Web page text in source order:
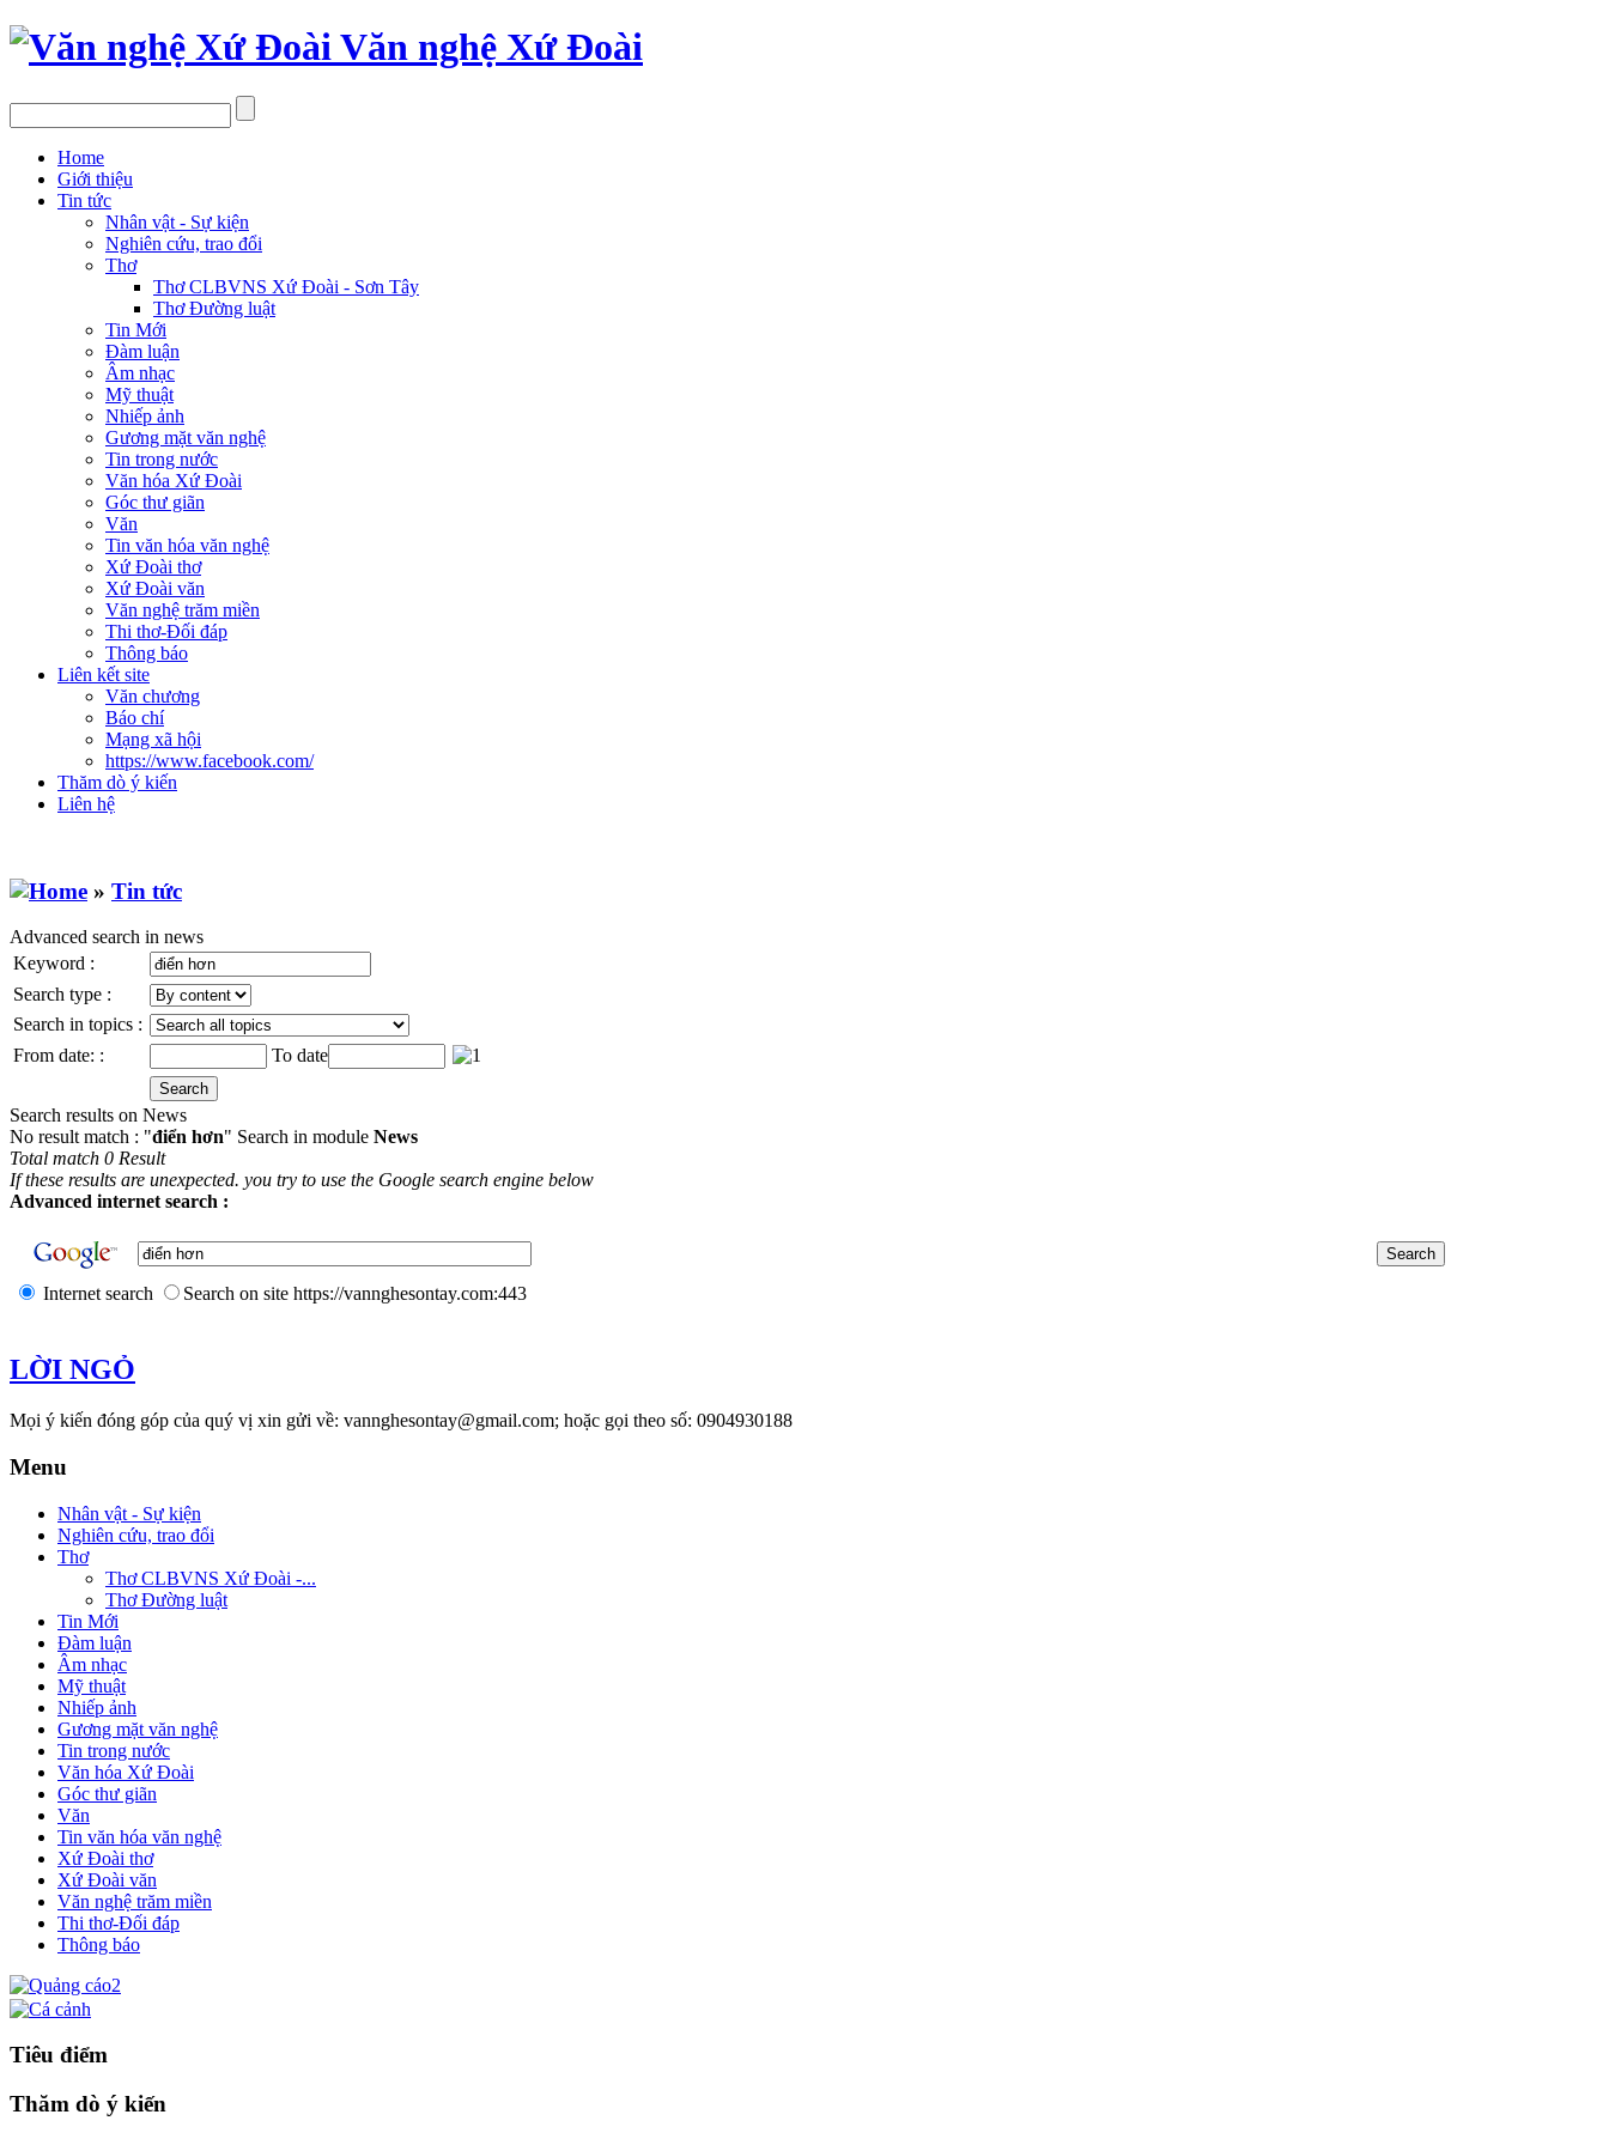
Văn nghệ Xứ Đoài
Home
Giới thiệu
Tin tức
Nhân vật - Sự kiện
Nghiên cứu, trao đổi
Thơ
Thơ CLBVNS Xứ Đoài - Sơn Tây
Thơ Đường luật
Tin Mới
Đàm luận
Âm nhạc
Mỹ thuật
Nhiếp ảnh
Gương mặt văn nghệ
Tin trong nước
Văn hóa Xứ Đoài
Góc thư giãn
Văn
Tin văn hóa văn nghệ
Xứ Đoài thơ
Xứ Đoài văn
Văn nghệ trăm miền
Thi thơ-Đối đáp
Thông báo
Liên kết site
Văn chương
Báo chí
Mạng xã hội
https://www.facebook.com/
Thăm dò ý kiến
Liên hệ
» Tin tức
Advanced search in news
Keyword :
Search type :
Search in topics :
From date: :
To date
Search results on News
No result match : "điển hơn" Search in module News
Total match 0 Result
If these results are unexpected. you try to use the Google search engine below
Advanced internet search :
Internet search Search on site https://vannghesontay.com:443
LỜI NGỎ
Mọi ý kiến đóng góp của quý vị xin gửi về: vannghesontay@gmail.com; hoặc gọi theo số: 0904930188
Menu
Nhân vật - Sự kiện
Nghiên cứu, trao đổi
Thơ
Thơ CLBVNS Xứ Đoài -...
Thơ Đường luật
Tin Mới
Đàm luận
Âm nhạc
Mỹ thuật
Nhiếp ảnh
Gương mặt văn nghệ
Tin trong nước
Văn hóa Xứ Đoài
Góc thư giãn
Văn
Tin văn hóa văn nghệ
Xứ Đoài thơ
Xứ Đoài văn
Văn nghệ trăm miền
Thi thơ-Đối đáp
Thông báo
Tiêu điểm
Thăm dò ý kiến